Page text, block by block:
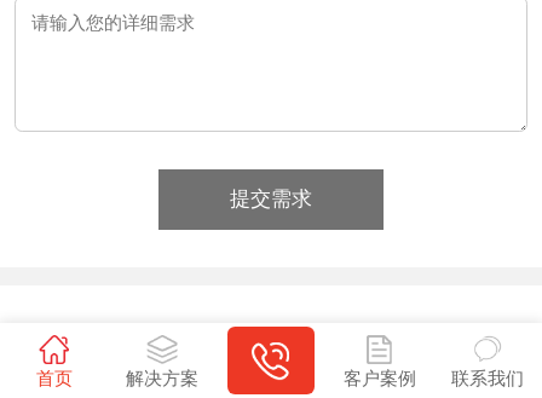
提交需求
联系我们
首页 解决方案 客户案例 联系我们